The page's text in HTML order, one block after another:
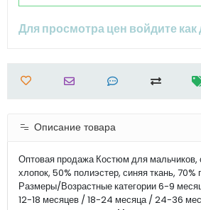
Для просмотра цен войдите как
Описание товара
Оптовая продажа Костюм для мальчиков,
хлопок, 50% полиэстер, синяя ткань,
Размеры/Возрастные категории 6-9
12-18 месяцев / 18-24 месяца / 24-36